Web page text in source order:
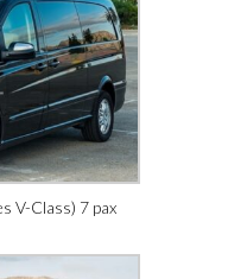
V-Class) 7 pax